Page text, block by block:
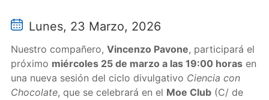
Lunes, 23 Marzo, 2026
Nuestro compañero, Vincenzo Pavone, participará el
próximo miércoles 25 de marzo a las 19:00 horasen
una nueva sesión del ciclo divulgativo Ciencia con
Chocolate, que se celebrará en el Moe Club(C/ de